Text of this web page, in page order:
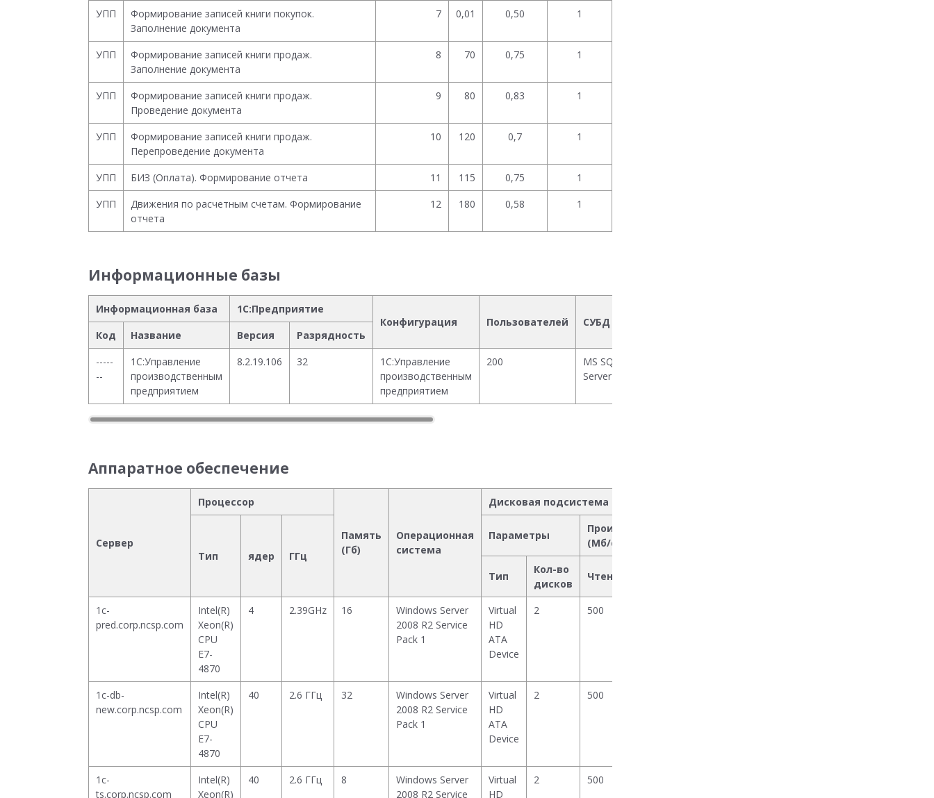
УПП
Формирование записей книги покупок.
Заполнение документа
7 0,01 0,50 1
УПП
Формирование записей книги продаж.
Заполнение документа
8 70 0,75 1
УПП
Формирование записей книги продаж.
Проведение документа
9 80 0,83 1
УПП
Формирование записей книги продаж.
Перепроведение документа
10 120 0,7 1
УПП БИЗ (Оплата). Формирование отчета 11 115 0,75
1
УПП
Движения по расчетным счетам. Формирование
отчета
12 180 0,58 1
Информационные базы
Информационная база
1С:Предприятие
Конфигурация
Пользователей СУБД
Код Название Версия Разрядность
-----
--
1С:Управление
производственным
предприятием
8.2.19.106 32
1С:Управление
производственным
предприятием
200
MS SQL
Server
Аппаратное обеспечение
Сервер
Процессор
Память
(Гб)
Операционная
система
Дисковая подсистема
Тип ядер ГГц
Параметры
Производительность
(Мб/сек)
Тип
Кол-во
дисков
Чтение
1c-
pred.corp.ncsp.com
Intel(R)
Xeon(R)
CPU
E7-
4870
4 2.39GHz 16
Windows Server
2008 R2 Service
Pack 1
Virtual
HD
ATA
Device
2 500
1c-db-
new.corp.ncsp.com
Intel(R)
Xeon(R)
CPU
E7-
4870
40 2.6 ГГц 32
Windows Server
2008 R2 Service
Pack 1
Virtual
HD
ATA
Device
2 500
1c-
ts.corp.ncsp.com
Intel(R)
Xeon(R)
40 2.6 ГГц 8
Windows Server
2008 R2 Service
Virtual
HD
2 500